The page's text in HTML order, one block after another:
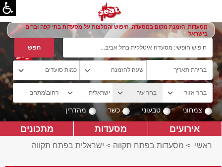
מסעדות, הזמנת מקום במסעדה, חיפוש והמלצות על מסעדות בתי קפה וברים
בישראל
צמחוני טבעוני כשר מהדרין
אירועים מסעדות מתכונים
ראשי > מסעדות בפתח תקווה > ישראלית בפתח תקווה